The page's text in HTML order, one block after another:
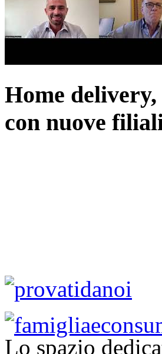
Home
con nuove
Lo spazio